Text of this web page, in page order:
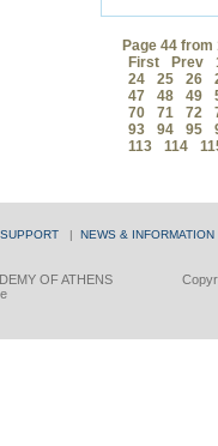
Page 44 from
First
Prev
24
25 26
47
48 49
70
71 72
93
94 95
113
114
| NEWS & INFORMATION
OF ATHENS